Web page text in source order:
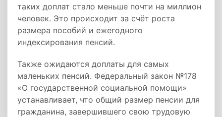
таких доплат стало меньше почти на миллион
человек. Это происходит за счёт роста
размера пособий и ежегодного
индексирования пенсий.
Также ожидаются доплаты для самых
маленьких пенсий. Федеральный закон №178
«О государственной социальной помощи»
устанавливает, что общий размер пенсии для
гражданина, завершившего свою трудовую